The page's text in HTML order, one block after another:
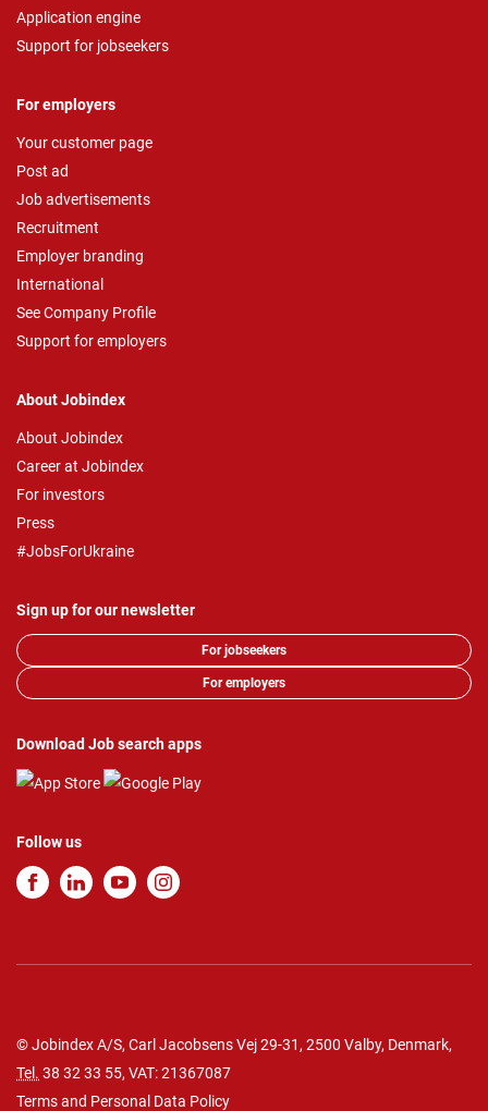
Application engine
Support for jobseekers
For employers
Your customer page
Post ad
Job advertisements
Recruitment
Employer branding
International
See Company Profile
Support for employers
About Jobindex
About Jobindex
Career at Jobindex
For investors
Press
#JobsForUkraine
Sign up for our newsletter
For jobseekers
For employers
Download Job search apps
Follow us
© Jobindex A/S, Carl Jacobsens Vej 29-31, 2500 Valby, Denmark,
Tel. 38 32 33 55, VAT: 21367087
Terms and Personal Data Policy